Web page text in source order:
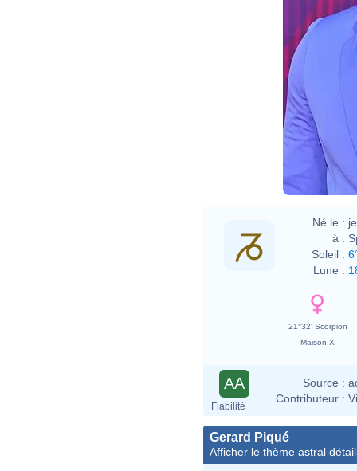
Né le :
à :
Soleil :
Lune :
21°32' Scorpion
Maison X
AA
Fiabilité
Source :
Contributeur :
Gerard Piqué
Afficher le thème astral